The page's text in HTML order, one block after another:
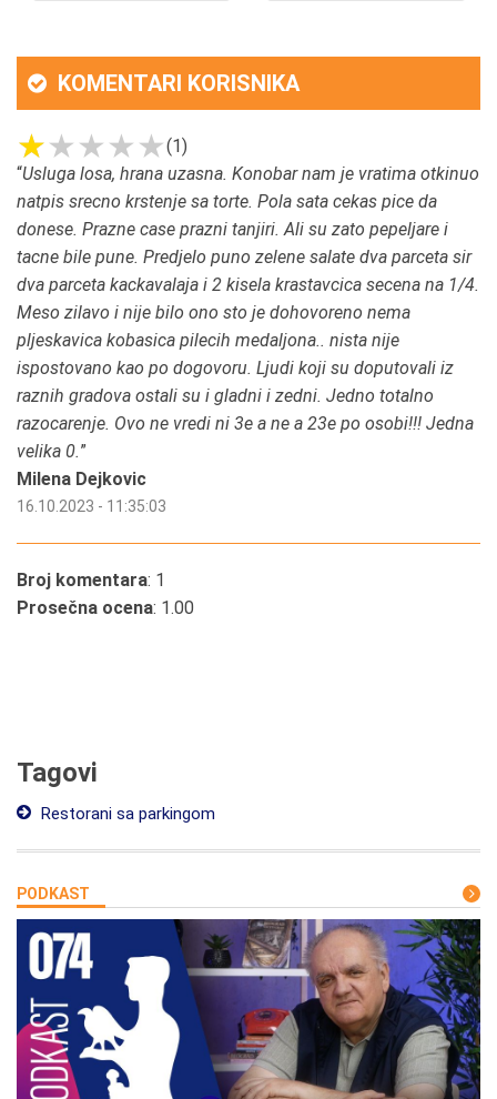
KOMENTARI KORISNIKA
(1)
“Usluga losa, hrana uzasna. Konobar nam je vratima otkinuo
natpis srecno krstenje sa torte. Pola sata cekas pice da
donese. Prazne case prazni tanjiri. Ali su zato pepeljare i
tacne bile pune. Predjelo puno zelene salate dva parceta sir
dva parceta kackavalaja i 2 kisela krastavcica secena na 1/4.
Meso zilavo i nije bilo ono sto je dohovoreno nema
pljeskavica kobasica pilecih medaljona.. nista nije
ispostovano kao po dogovoru. Ljudi koji su doputovali iz
raznih gradova ostali su i gladni i zedni. Jedno totalno
razocarenje. Ovo ne vredi ni 3e a ne a 23e po osobi!!! Jedna
velika 0.”
Milena Dejkovic
16.10.2023 - 11:35:03
Broj komentara: 1
Prosečna ocena: 1.00
Tagovi
Restorani sa parkingom
PODKAST